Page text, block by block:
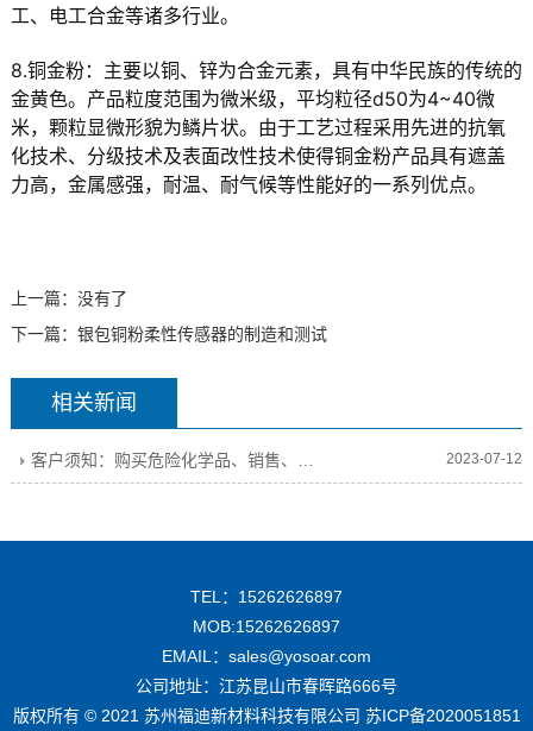
工、电工合金等诸多行业。
8.铜金粉：主要以铜、锌为合金元素，具有中华民族的传统的
金黄色。产品粒度范围为微米级，平均粒径d50为4~40微
米，颗粒显微形貌为鳞片状。由于工艺过程采用先进的抗氧
化技术、分级技术及表面改性技术使得铜金粉产品具有遮盖
力高，金属感强，耐温、耐气候等性能好的一系列优点。
上一篇：没有了
下一篇： 银包铜粉柔性传感器的制造和测试
相关新闻
客户须知：购买危险化学品、销售、运输相关规定 2023-07-12
TEL：15262626897
MOB:15262626897
EMAIL：sales@yosoar.com
公司地址：江苏昆山市春晖路666号
版权所有 © 2021 苏州福迪新材料科技有限公司 苏ICP备2020051851